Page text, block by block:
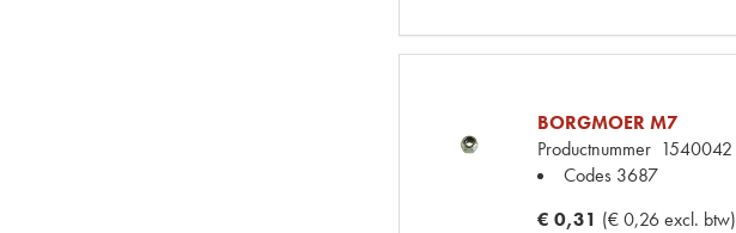
BORGMOER M7
Productnummer 1540042
Codes 3687
€ 0,31 (€ 0,26 excl. btw)